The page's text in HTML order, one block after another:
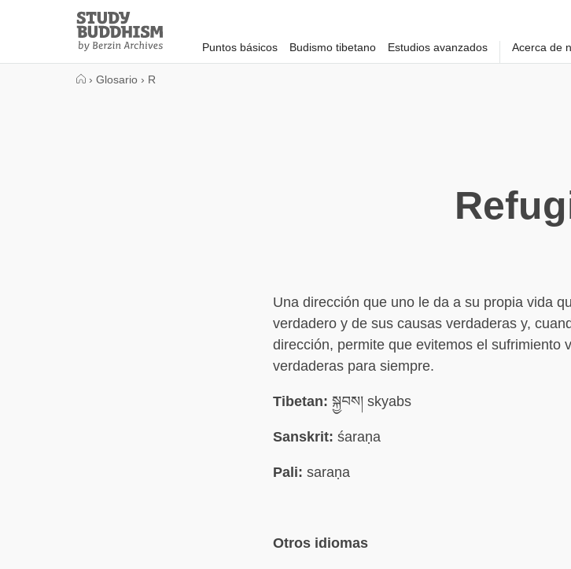
Study
Buddhism
Home
Puntos básicos Budismo tibetano Estudios avanzados Acerca de
› Glosario › R
Una dirección que uno le da a su propia vida
verdadero y de sus causas verdaderas y,
dirección, permite que evitemos el sufrimiento
verdaderas para siempre.
Tibetan: སྐྱབས། skyabs
Sanskrit: śaraṇa
Pali: saraṇa
Otros idiomas